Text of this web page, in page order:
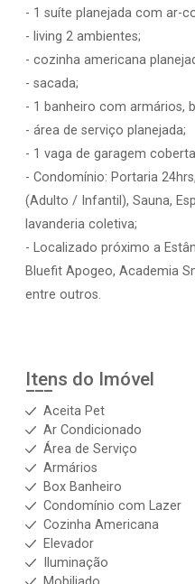
- 1 suíte planejada com ar-
- living 2 ambientes;
- cozinha americana
- sacada;
- 1 banheiro com armários,
- área de serviço planejada;
- 1 vaga de garagem
- Condomínio: Portaria
(Adulto / Infantil), Sauna,
lavanderia coletiva;
- Localizado próximo a
Bluefit Apogeo, Academia
entre outros.
Itens do Imóvel
Aceita Pet
Ar Condicionado
Área de Serviço
Armários
Box Banheiro
Condomínio com Lazer
Cozinha Americana
Elevador
Iluminação